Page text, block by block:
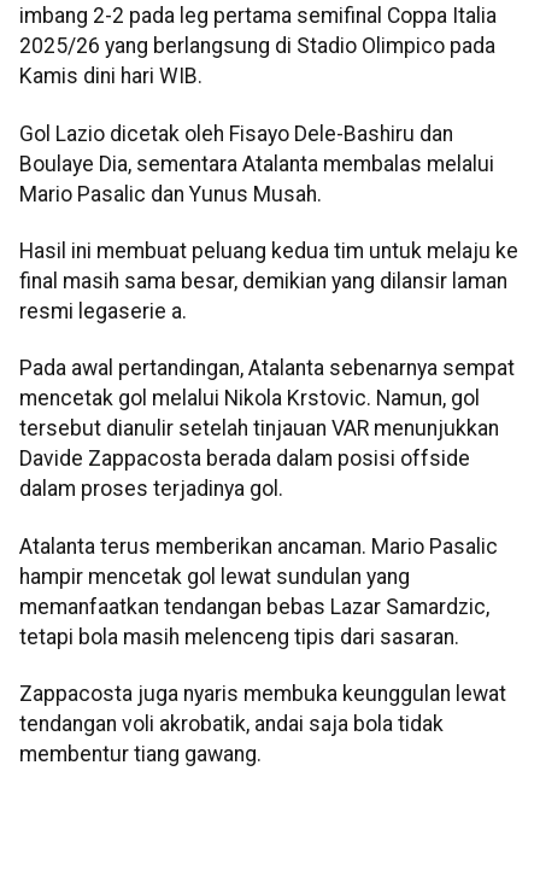
imbang 2-2 pada leg pertama semifinal Coppa Italia
2025/26 yang berlangsung di Stadio Olimpico pada
Kamis dini hari WIB.
Gol Lazio dicetak oleh Fisayo Dele-Bashiru dan
Boulaye Dia, sementara Atalanta membalas melalui
Mario Pasalic dan Yunus Musah.
Hasil ini membuat peluang kedua tim untuk melaju ke
final masih sama besar, demikian yang dilansir laman
resmi legaserie a.
Pada awal pertandingan, Atalanta sebenarnya sempat
mencetak gol melalui Nikola Krstovic. Namun, gol
tersebut dianulir setelah tinjauan VAR menunjukkan
Davide Zappacosta berada dalam posisi offside
dalam proses terjadinya gol.
Atalanta terus memberikan ancaman. Mario Pasalic
hampir mencetak gol lewat sundulan yang
memanfaatkan tendangan bebas Lazar Samardzic,
tetapi bola masih melenceng tipis dari sasaran.
Zappacosta juga nyaris membuka keunggulan lewat
tendangan voli akrobatik, andai saja bola tidak
membentur tiang gawang.